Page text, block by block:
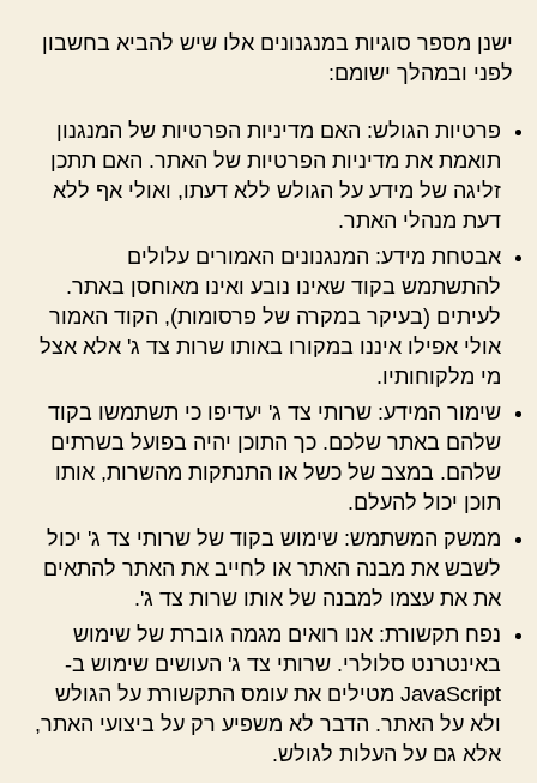
ישנן מספר סוגיות במנגנונים אלו שיש להביא בחשבון
לפני ובמהלך ישומם:
פרטיות הגולש: האם מדיניות הפרטיות של המנגנון
תואמת את מדיניות הפרטיות של האתר. האם תתכן
זליגה של מידע על הגולש ללא דעתו, ואולי אף ללא
דעת מנהלי האתר.
אבטחת מידע: המנגנונים האמורים עלולים
להתשתמש בקוד שאינו נובע ואינו מאוחסן באתר.
לעיתים (בעיקר במקרה של פרסומות), הקוד האמור
אולי אפילו איננו במקורו באותו שרות צד ג' אלא אצל
מי מלקוחותיו.
שימור המידע: שרותי צד ג' יעדיפו כי תשתמשו בקוד
שלהם באתר שלכם. כך התוכן יהיה בפועל בשרתים
שלהם. במצב של כשל או התנתקות מהשרות, אותו
תוכן יכול להעלם.
ממשק המשתמש: שימוש בקוד של שרותי צד ג' יכול
לשבש את מבנה האתר או לחייב את האתר להתאים
את את עצמו למבנה של אותו שרות צד ג'.
נפח תקשורת: אנו רואים מגמה גוברת של שימוש
באינטרנט סלולרי. שרותי צד ג' העושים שימוש ב-
JavaScript מטילים את עומס התקשורת על הגולש
ולא על האתר. הדבר לא משפיע רק על ביצועי האתר,
אלא גם על העלות לגולש.